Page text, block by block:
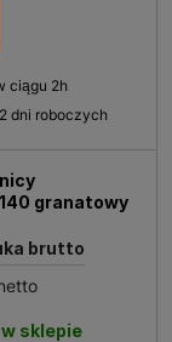
ciągu 2h
dni roboczych
granatowy
brutto
sklepie